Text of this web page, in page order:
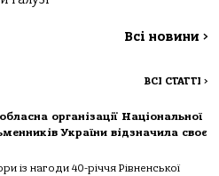
Всі новини >
ВСІ СТАТТІ >
організації Національної
України відзначила своє
із нагоди 40-річчя Рівненської